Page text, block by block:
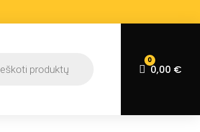
Krepšelis
0
0,00 €